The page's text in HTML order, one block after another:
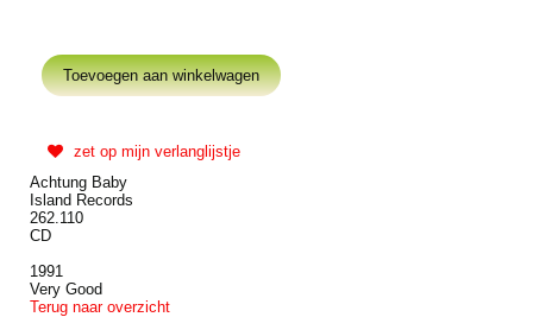
zet op mijn verlanglijstje
Achtung Baby
Island Records
262.110
CD
1991
Very Good
Terug naar overzicht